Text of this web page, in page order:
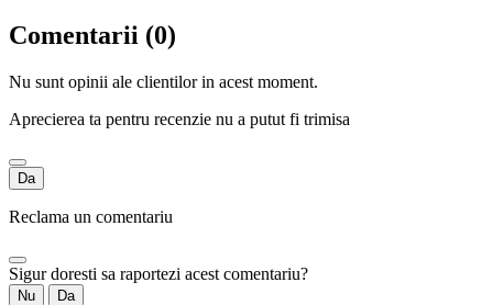
Comentarii (0)
Nu sunt opinii ale clientilor in acest moment.
Aprecierea ta pentru recenzie nu a putut fi trimisa
Da
Reclama un comentariu
Sigur doresti sa raportezi acest comentariu?
Nu Da